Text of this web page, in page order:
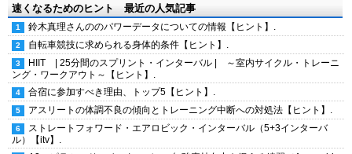
速くなるためのヒント 最近の人気記事
鈴木真理さんののパワーデータについての情報【ヒント】.
自転車競技に求められる身体的条件【ヒント】.
HIIT | 25分間のスプリント・インターバル | ～室内サイクル・トレーニ
ング・ワークアウト～【ヒント】.
合宿に参加すべき理由、トップ5【ヒント】.
アスリートの体調不良の傾向とトレーニング中断への対処法【ヒント】.
ストレートフォワード・エアロビック・インターバル（5+3インターバ
ル）【itv】.